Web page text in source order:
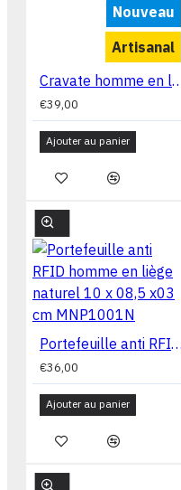
Nouveau
Artisanal
Cravate homme en liège
€39,00
Ajouter au panier
Portefeuille anti RFID homme en liège naturel 10 x 08,5 x03 cm MNP1001N
€36,00
Ajouter au panier